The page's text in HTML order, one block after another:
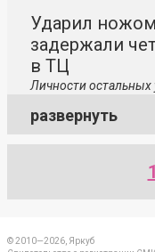
Ударил
задержали
в ТЦ
Личности остальных
развернуть
1
© 2010—2026, Яркуб